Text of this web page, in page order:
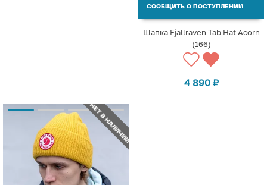
СООБЩИТЬ О ПОСТУПЛЕНИИ
Шапка Fjallraven Tab Hat Acorn
(166)
4 890 ₽
НЕТ В НАЛИЧИИ